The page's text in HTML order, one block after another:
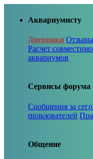
Аквариумисту
Дневники Отзывы
Расчет
аквариумов
Сервисы форума
Сообщения за
пользователей
Общение